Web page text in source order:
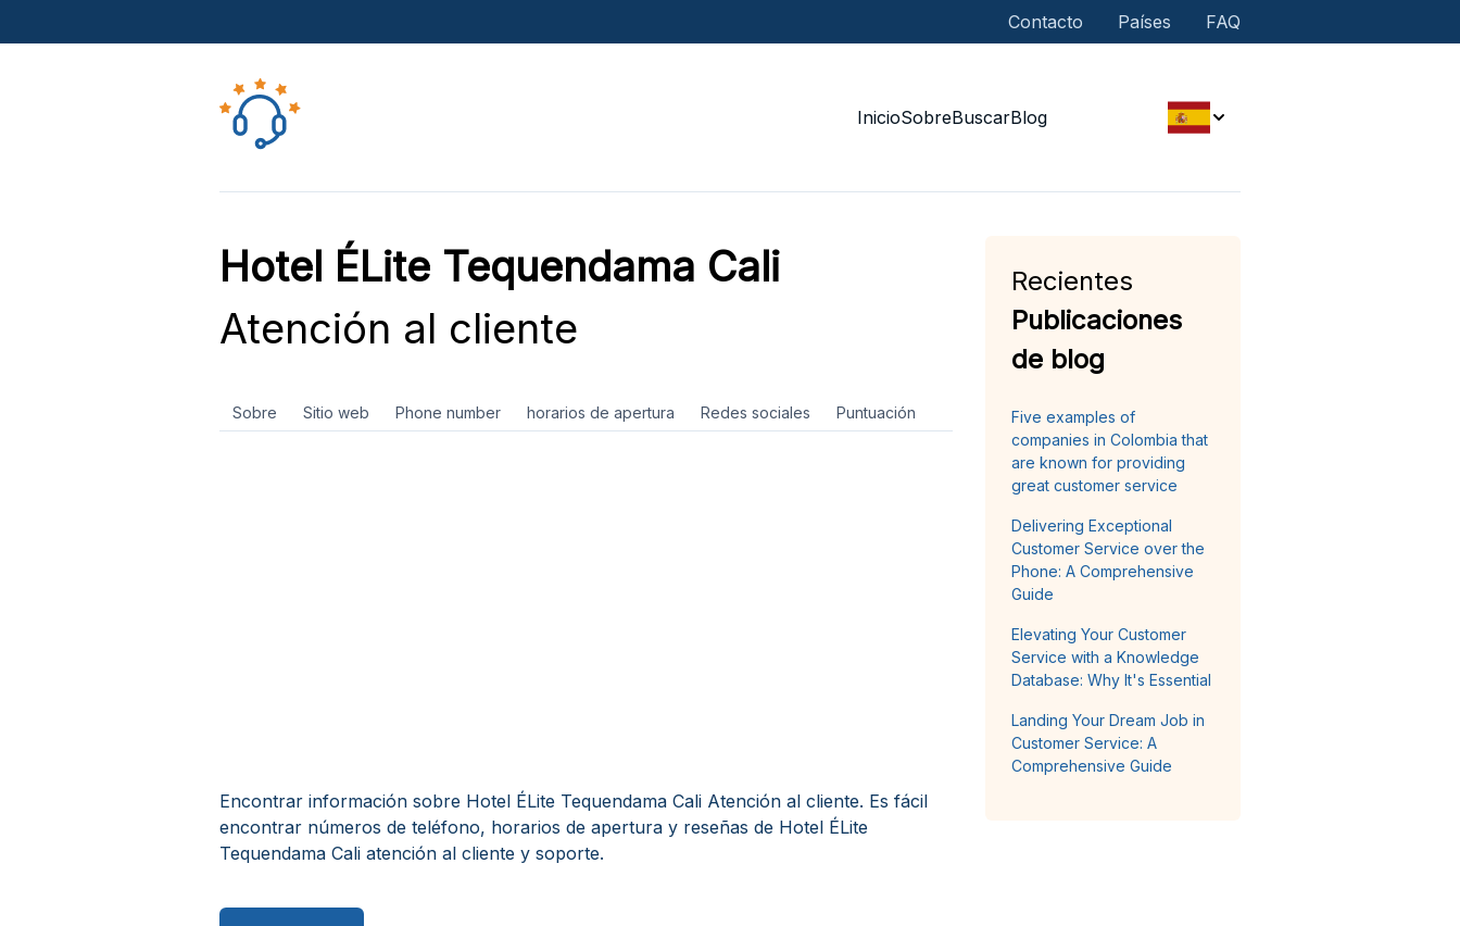
Contacto Países FAQ
InicioSobreBuscarBlog
Hotel ÉLite Tequendama Cali
Atención al cliente
Sobre Sitio web Phone number horarios de apertura Redes sociales Puntuación
Encontrar información sobre Hotel ÉLite Tequendama Cali Atención al cliente. Es fácil
encontrar números de teléfono, horarios de apertura y reseñas de Hotel ÉLite
Tequendama Cali atención al cliente y soporte.
Recientes
Publicaciones
de blog
Five examples of
companies in Colombia that
are known for providing
great customer service
Delivering Exceptional
Customer Service over the
Phone: A Comprehensive
Guide
Elevating Your Customer
Service with a Knowledge
Database: Why It's Essential
Landing Your Dream Job in
Customer Service: A
Comprehensive Guide